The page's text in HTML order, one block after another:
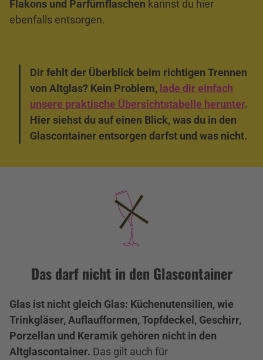
Flakons und Parfümflaschen kannst du hier
ebenfalls entsorgen.
Dir fehlt der Überblick beim richtigen Trennen
von Altglas? Kein Problem, lade dir einfach
unsere praktische Übersichtstabelle herunter.
Hier siehst du auf einen Blick, was du in den
Glascontainer entsorgen darfst und was nicht.
Das darf nicht in den Glascontainer
Glas ist nicht gleich Glas: Küchenutensilien, wie
Trinkgläser, Auflaufformen, Topfdeckel, Geschirr,
Porzellan und Keramik gehören nicht in den
Altglascontainer. Das gilt auch für